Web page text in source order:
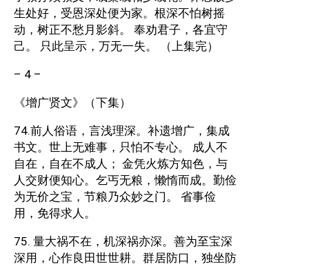
生处好，受恩深处便为家。根深不怕树摇
动，树正不愁月影斜。 奉劝君子，各宜守
己。 只此呈示，万无一失。 （上集完）
– 4 –
《增广贤文》（下集）
74.前人俗语，言浅理深。补遗增广，集成
书文。世上无难事，只怕不专心。 成人不
自在，自在不成人； 金凭火炼方知色，与
人交财便知心。乞丐无粮，懒惰而成。勤俭
为无价之宝，节粮乃众妙之门。 省事俭
用，免得求人。
75. 量大祸不在，机深祸亦深。善为至宝深
深用，心作良田世世耕。群居防口，独坐防